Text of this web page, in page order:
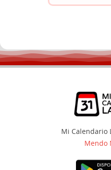
Mi Calendario
Mendo